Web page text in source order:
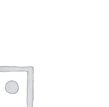
LINER D’ORLEAC